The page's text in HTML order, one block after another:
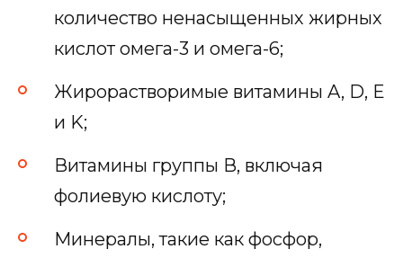
количество ненасыщенных жирных
кислот омега-3 и омега-6;
Жирорастворимые витамины A, D, E
и K;
Витамины группы В, включая
фолиевую кислоту;
Минералы, такие как фосфор,